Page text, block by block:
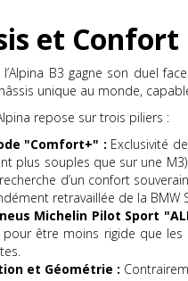
et
l’Alpina B3 gagne son duel
unique au monde,
repose sur trois piliers :
"Comfort+" : Exclusivité
plus souples que sur une
d’un confort
retravaillée de la BMW
Michelin Pilot Sport
pour être moins rigide que
et Géométrie :